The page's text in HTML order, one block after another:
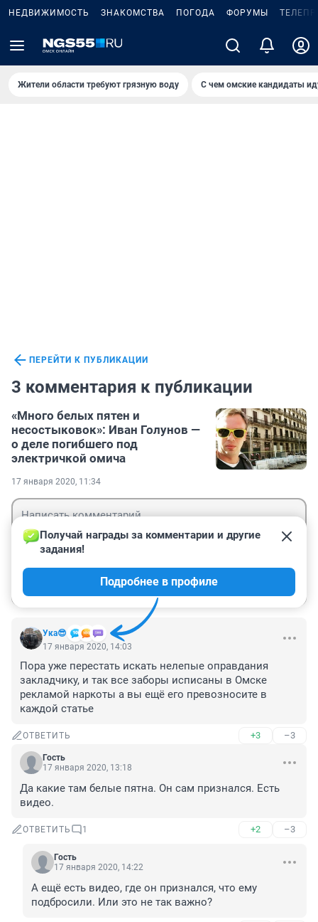
НЕДВИЖИМОСТЬ ЗНАКОМСТВА ПОГОДА ФОРУМЫ
Жители области требуют грязную воду С чем омские кандидаты
ПЕРЕЙТИ К ПУБЛИКАЦИИ
3 комментария к публикации
«Много белых пятен и
несостыковок»: Иван Голунов —
о деле погибшего под
электричкой омича
17 января 2020, 11:34
Ука😎
Получай награды за комментарии и другие
задания!
Подробнее в профиле
17 января 2020, 14:03
Пора уже перестать искать нелепые оправдания
закладчику, и так все заборы исписаны в Омске
рекламой наркоты а вы ещё его превозносите в
каждой статье
ОТВЕТИТЬ +3 –3
Гость
17 января 2020, 13:18
Да какие там белые пятна. Он сам признался. Есть
видео.
ОТВЕТИТЬ 1 +2 –3
Гость
17 января 2020, 14:22
А ещё есть видео, где он признался, что ему
подбросили. Или это не так важно?